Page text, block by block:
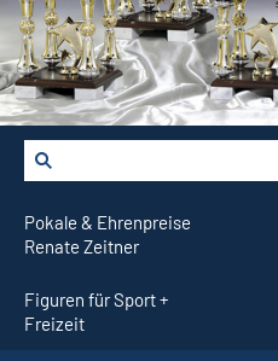
Pokale & Ehrenpreise
Renate Zeitner
Figuren für Sport +
Freizeit